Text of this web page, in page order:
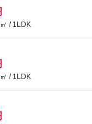
/ 1LDK
/ 1LDK